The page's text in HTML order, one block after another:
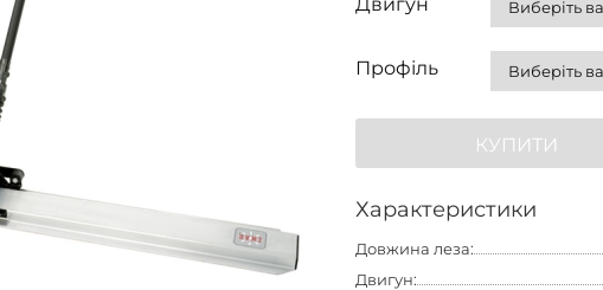
Профіль
КУПИТИ
Характеристики
Довжина леза:
Двигун: